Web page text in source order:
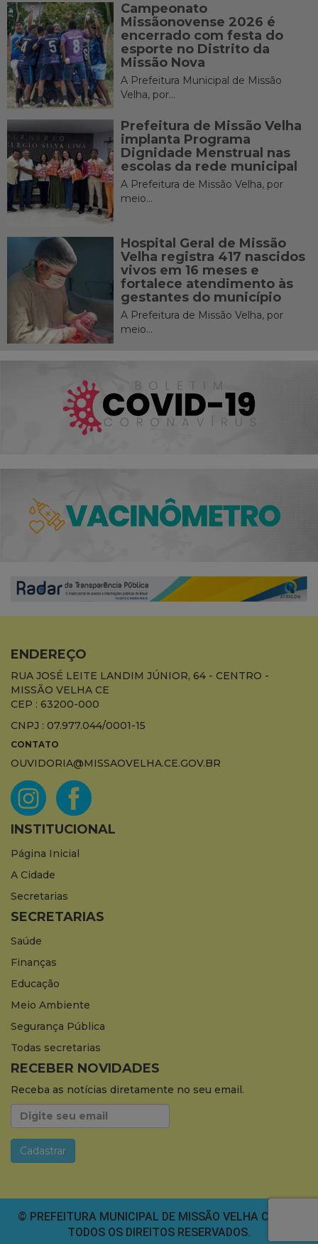
Campeonato
Missãonovense 2026 é
encerrado com festa do
esporte no Distrito da
Missão Nova
A Prefeitura Municipal de Missão
Velha, por...
Prefeitura de Missão Velha
implanta Programa
Dignidade Menstrual nas
escolas da rede municipal
A Prefeitura de Missão Velha, por
meio...
Hospital Geral de Missão
Velha registra 417 nascidos
vivos em 16 meses e
fortalece atendimento às
gestantes do município
A Prefeitura de Missão Velha, por
meio...
ENDEREÇO
RUA JOSÉ LEITE LANDIM JÚNIOR, 64 - CENTRO -
MISSÃO VELHA CE
CEP : 63200-000
CNPJ : 07.977.044/0001-15
CONTATO
OUVIDORIA@MISSAOVELHA.CE.GOV.BR
INSTITUCIONAL
Página Inicial
A Cidade
Secretarias
SECRETARIAS
Saúde
Finanças
Educação
Meio Ambiente
Segurança Pública
Todas secretarias
RECEBER NOVIDADES
Receba as notícias diretamente no seu email.
© PREFEITURA MUNICIPAL DE MISSÃO VELHA CEARÁ.
TODOS OS DIREITOS RESERVADOS.